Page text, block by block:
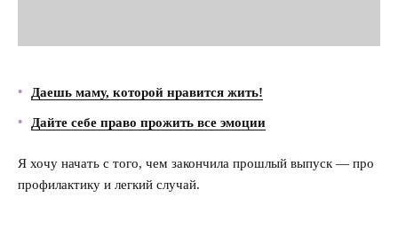
Даешь маму, которой нравится жить!
Дайте себе право прожить все эмоции
Я хочу начать с того, чем закончила прошлый выпуск — про
профилактику и легкий случай.